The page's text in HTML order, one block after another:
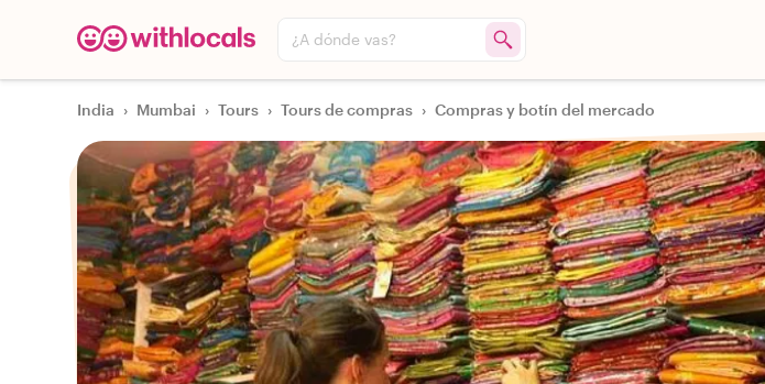
¿A dónde vas?
India › Mumbai › Tours › Tours de compras › Compras y botín del mercado